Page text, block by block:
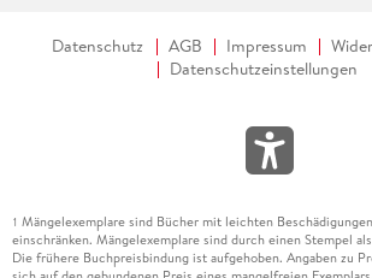
Datenschutz AGB Impressum
Datenschutzeinstellungen
1 Mängelexemplare sind Bücher mit leichten
einschränken. Mängelexemplare sind durch einen Stempel
Die frühere Buchpreisbindung ist aufgehoben. Angaben zu